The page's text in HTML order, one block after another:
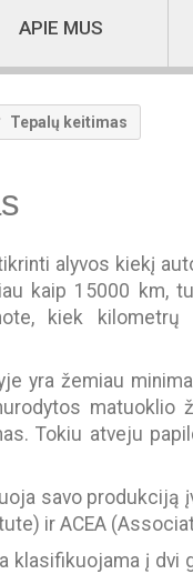
APIE MUS
Tepalų keitimas
alyvos kiekį
kaip 15000 km,
kiek
yra žemiau
matuoklio
Tokiu atveju
savo produkciją
ir ACEA
klasifikuojama į